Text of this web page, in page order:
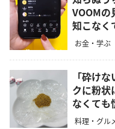
VOOMの
知こなく
お金・学ぶ
「砕け
クに粉状
なくても
料理・グル